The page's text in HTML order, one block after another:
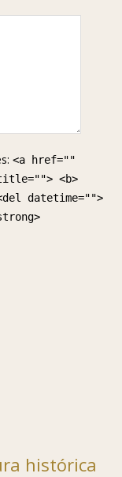
<a href=""
<b>
datetime="">
histórica